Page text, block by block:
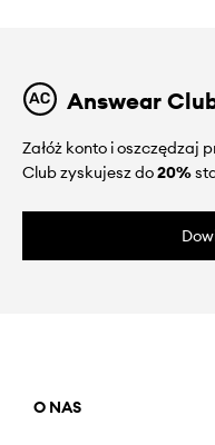
Answear
Załóż konto i oszczędzaj
Club zyskujesz do20%
O NAS